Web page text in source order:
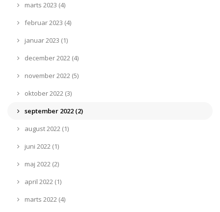
marts 2023 (4)
februar 2023 (4)
januar 2023 (1)
december 2022 (4)
november 2022 (5)
oktober 2022 (3)
september 2022 (2)
august 2022 (1)
juni 2022 (1)
maj 2022 (2)
april 2022 (1)
marts 2022 (4)